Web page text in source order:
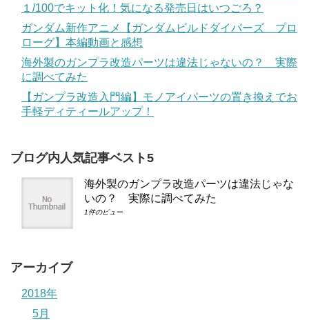
１/100でキット化！気になる発売日はいつごろ？
ガンダム新作アニメ【ガンダムビルドダイバーズ プロ
ローグ】本編動画と感想
海外製のガンプラ改造パーツは違法じゃないの？ 実際
に調べてみた
【ガンプラ改造入門編】モノアイパーツの置き換えでお
手軽ディティールアップ！
ブログ内人気記事ベスト5
海外製のガンプラ改造パーツは違法じゃな
いの？ 実際に調べてみた
1件のビュー
アーカイブ
2018年
5月